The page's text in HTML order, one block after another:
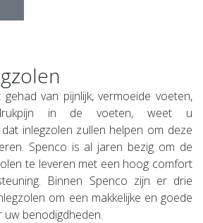
van pijnlijk, vermoeide voeten,
in de voeten, weet u
inlegzolen zullen helpen om deze
Spenco is al jaren bezig om de
te leveren met een hoog comfort
Binnen Spenco zijn er drie
om een makkelijke en goede
uw benodigdheden.